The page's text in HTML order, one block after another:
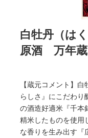
白牡丹（は
原酒 万年
【蔵元コメント】
らしさ』にこだわり
の酒造好適米『千本
精米したものを使用
な香りを生み出す『